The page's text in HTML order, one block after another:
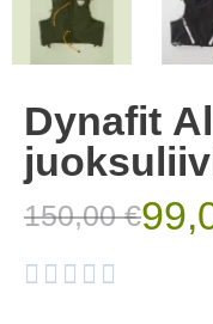
Dynafit
150,00 €
    